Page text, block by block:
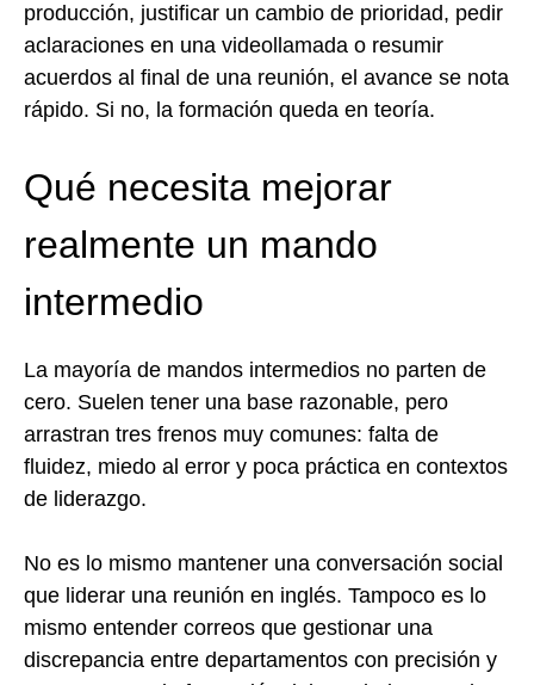
producción, justificar un cambio de prioridad, pedir
aclaraciones en una videollamada o resumir
acuerdos al final de una reunión, el avance se nota
rápido. Si no, la formación queda en teoría.
Qué necesita mejorar
realmente un mando
intermedio
La mayoría de mandos intermedios no parten de
cero. Suelen tener una base razonable, pero
arrastran tres frenos muy comunes: falta de
fluidez, miedo al error y poca práctica en contextos
de liderazgo.
No es lo mismo mantener una conversación social
que liderar una reunión en inglés. Tampoco es lo
mismo entender correos que gestionar una
discrepancia entre departamentos con precisión y